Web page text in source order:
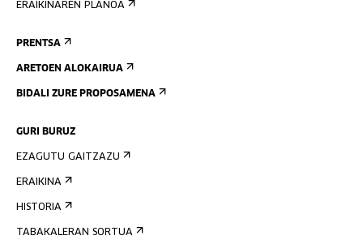
ERAIKINAREN PLANOA
PRENTSA
ARETOEN ALOKAIRUA
BIDALI ZURE PROPOSAMENA
GURI BURUZ
EZAGUTU GAITZAZU
ERAIKINA
HISTORIA
TABAKALERAN SORTUA